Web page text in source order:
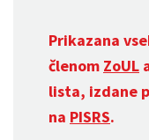
Prikazana
členom ZoUL
lista, izdane
na PISRS.